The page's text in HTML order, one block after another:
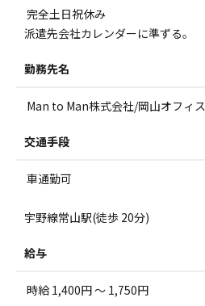
完全土日祝休み
派遣先会社カレンダーに準ずる。
勤務先名
Man to Man株式会社/岡山オフィス
交通手段
車通勤可
宇野線常山駅(徒歩 20分)
給与
時給 1,400円 ～ 1,750円